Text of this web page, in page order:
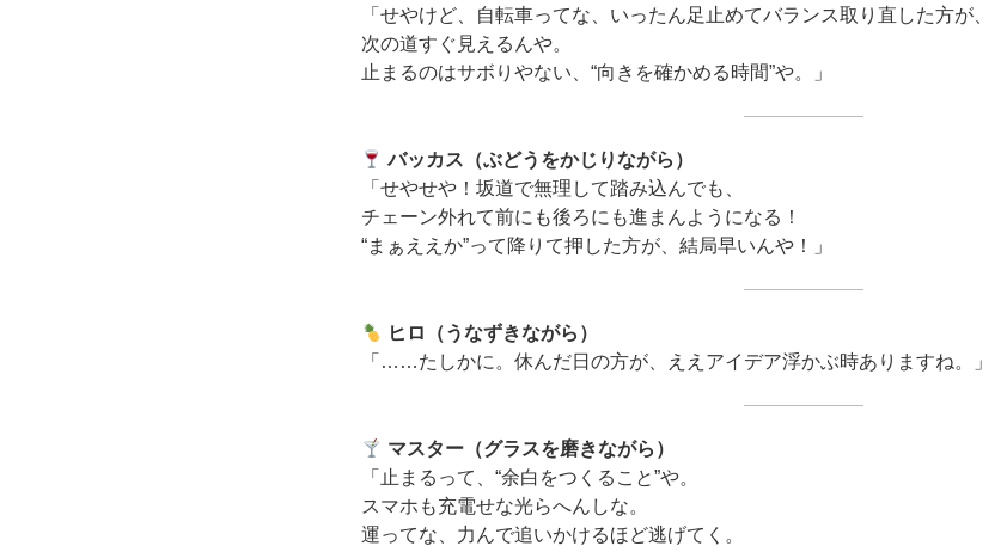
「せやけど、自転車ってな、いったん足止めてバランス取り直した方が、
次の道すぐ見えるんや。
止まるのはサボりやない、“向きを確かめる時間”や。」
バッカス（ぶどうをかじりながら）
「せやせや！坂道で無理して踏み込んでも、
チェーン外れて前にも後ろにも進まんようになる！
“まぁええか”って降りて押した方が、結局早いんや！」
ヒロ（うなずきながら）
「……たしかに。休んだ日の方が、ええアイデア浮かぶ時ありますね。」
マスター（グラスを磨きながら）
「止まるって、“余白をつくること”や。
スマホも充電せな光らへんしな。
運ってな、力んで追いかけるほど逃げてく。